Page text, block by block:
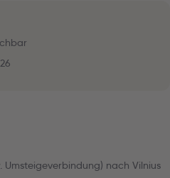
Umsteigeverbindung) nach Vilnius